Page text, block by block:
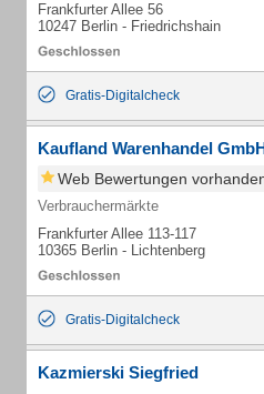
Frankfurter Allee 56
10247 Berlin - Friedrichshain
Gratis-Digitalcheck
Kaufland Warenhandel
Web Bewertungen
Verbrauchermärkte
Frankfurter Allee 113-117
10365 Berlin - Lichtenberg
Gratis-Digitalcheck
Kazmierski Siegfried